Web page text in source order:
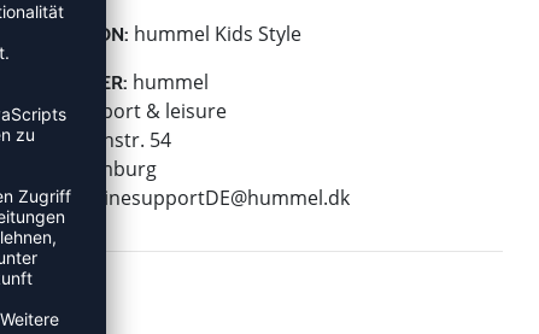
KOLLEKTION: hummel Kids Style
HERSTELLER: hummel
hummel sport & leisure
Leverkusenstr. 54
22761 Hamburg
E-Mail:
onlinesupportDE@hummel.dk